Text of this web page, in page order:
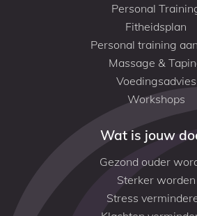
Personal
Fitheidsplan
Personal training
Massage &
Voedingsadvies
Workshops
Wat is jouw
Gezond ouder
Sterker worden
Stress